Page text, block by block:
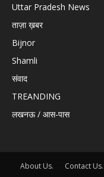
Uttar Pradesh News
ताज़ा ख़बर
Bijnor
Shamli
संवाद
TREANDING
लखनऊ / आस-पास
About Us. Contact Us.